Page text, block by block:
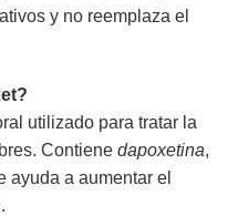
y no reemplaza el
utilizado para tratar la
Contiene dapoxetina,
ayuda a aumentar el